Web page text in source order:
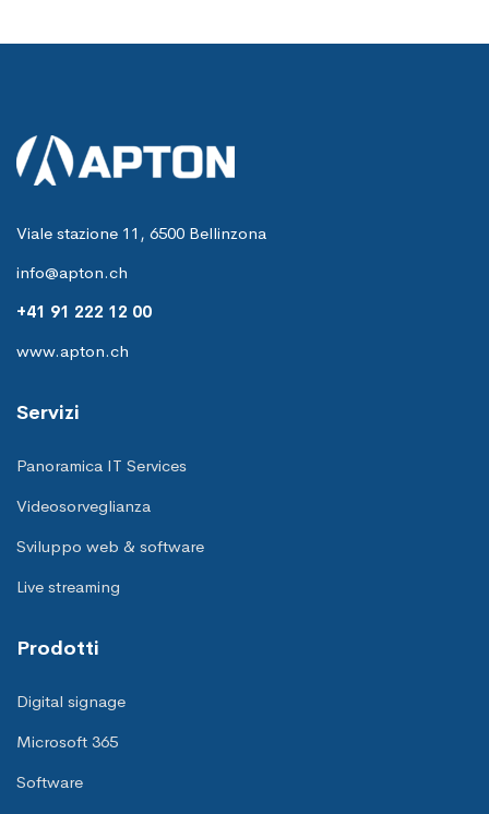
Viale stazione 11, 6500 Bellinzona
info@apton.ch
+41 91 222 12 00
www.apton.ch
Servizi
Panoramica IT Services
Videosorveglianza
Sviluppo web & software
Live streaming
Prodotti
Digital signage
Microsoft 365
Software